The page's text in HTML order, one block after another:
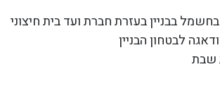
בבניין בעזרת חברת ועד בית חיצוני
לבטחון הבניין
שבת